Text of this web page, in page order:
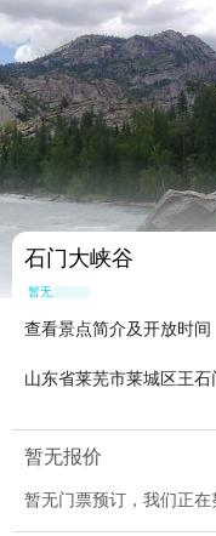
石门大峡谷
暂无点评
查看景点简介及开放时间
山东省莱芜市莱城区王
暂无报价
暂无门票预订，我们正在
